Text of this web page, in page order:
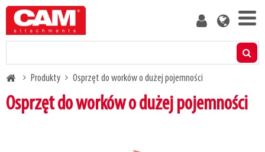
Skip
main
User
Kalkulator udźwigu rezydualnego
BreadcrumbProdukty Osprzęt do worków o dużej pojemności
Osprzęt do worków o dużej pojemności